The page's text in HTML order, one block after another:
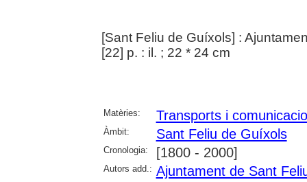
[Sant Feliu de Guíxols] :
[22] p. : il. ; 22 * 24 cm
Matèries: Transports i
Àmbit: Sant Feliu de Guíxols
Cronologia: [1800 - 2000]
Autors add.: Ajuntament de Sant